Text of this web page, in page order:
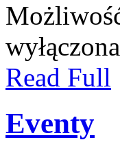
wyłączona
Read Full
Eventy